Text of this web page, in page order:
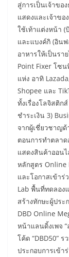
สู่การเป็นเจ้าขอ
แสดงและเจ้าข
ใช้เท้าแต่งหน้า (
และแบงค์กิ (อิน
อาหารให้เป็นร
Point Fixer โซ
แห่ง อาทิ
Shopee และ
ทั้งเรื่องโลจิสติก
ชำระเงิน 3)
จากผู้เชี่ยวชาญ
ตอนการทำตลา
แสดงสินค้าออน
หลักสูตร Online
และโอกาสเข้าร่
Lab พื้นที่ทดลอง
สร้างทักษะผู้ปร
DBD Online
หน้าแลนดิ้งเพจ
โค้ด “DBD50”
ประกอบการเข้า